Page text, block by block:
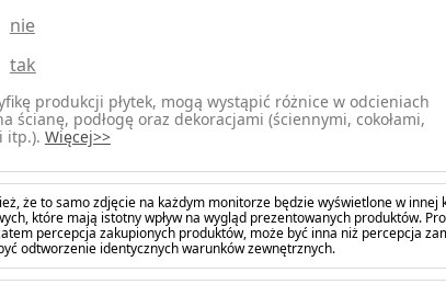
nie
tak
produkcji płytek, mogą wystąpić różnice w odcieniach
ścianę, podłogę oraz dekoracjami (ściennymi, cokołami,
itp.). Więcej>>
że to samo zdjęcie na każdym monitorze będzie wyświetlone w innej
które mają istotny wpływ na wygląd prezentowanych produktów.
percepcja zakupionych produktów, może być inna niż percepcja
odtworzenie identycznych warunków zewnętrznych.